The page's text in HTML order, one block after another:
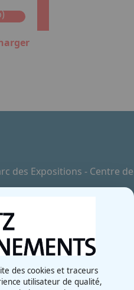
des Expositions - Centre de
des cookies et traceurs
utilisateur de qualité,